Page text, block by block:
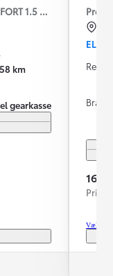
1.5 diesel 102hk
km
gearkasse
EL
Vælg bil